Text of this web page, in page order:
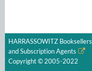
HARRASSOWITZ Booksellers
and Subscription Agents
Copyright © 2005-2022